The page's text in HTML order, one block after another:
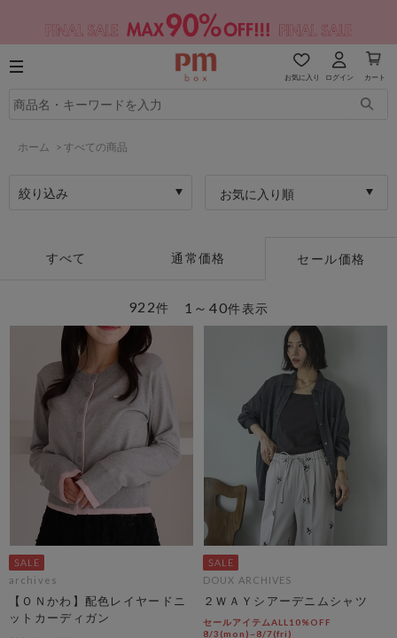
お気に入り ログイン カート
ホーム > すべての商品
絞り込み お気に入り順
すべて 通常価格 セール価格
1～40件表示
922件
archives
【ＯＮかわ】配色レイヤードニ
ットカーディガン
DOUX ARCHIVES
２ＷＡＹシアーデニムシャツ
セールアイテムALL10%OFF
8/3(mon)~8/7(fri)